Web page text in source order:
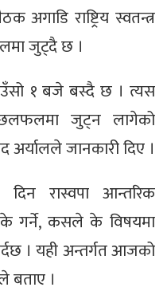
अगाडि राष्ट्रिय स्वतन्त्र
जुट्दै छ ।
१ बजे बस्दै छ । त्यस
जुट्न लागेको
अर्यालले जानकारी दिए ।
रास्वपा आन्तरिक
गर्ने, कसले के विषयमा
। यही अन्तर्गत आजको
बताए ।